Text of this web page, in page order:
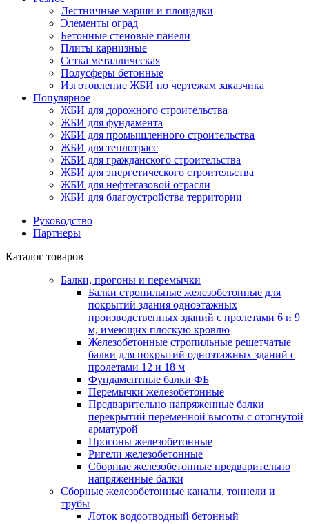
Лестничные марши и площадки
Элементы оград
Бетонные стеновые панели
Плиты карнизные
Сетка металлическая
Полусферы бетонные
Изготовление ЖБИ по чертежам заказчика
Популярное
ЖБИ для дорожного строительства
ЖБИ для фундамента
ЖБИ для промышленного строительства
ЖБИ для теплотрасс
ЖБИ для гражданского строительства
ЖБИ для энергетического строительства
ЖБИ для нефтегазовой отрасли
ЖБИ для благоустройства территории
Руководство
Партнеры
Каталог товаров
Балки, прогоны и перемычки
Балки стропильные железобетонные для
покрытий здания одноэтажных
производственных зданий с пролетами 6 и 9
м, имеющих плоскую кровлю
Железобетонные стропильные решетчатые
балки для покрытий одноэтажных зданий с
пролетами 12 и 18 м
Фундаментные балки ФБ
Перемычки железобетонные
Предварительно напряженные балки
перекрытий переменной высоты с отогнутой
арматурой
Прогоны железобетонные
Ригели железобетонные
Сборные железобетонные предварительно
напряженные балки
Сборные железобетонные каналы, тоннели и
трубы
Лоток водоотводный бетонный